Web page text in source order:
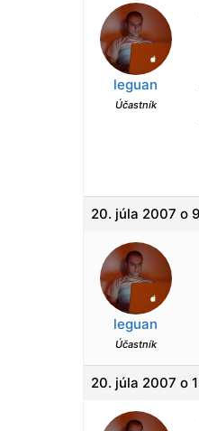
leguan
Účastník
20. júla 2007 o
leguan
Účastník
20. júla 2007 o